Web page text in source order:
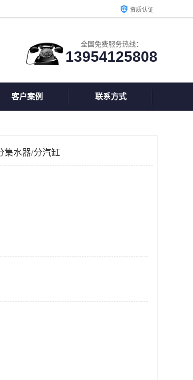
资质认证
全国免费服务热线：
13954125808
客户案例 联系方式
集水器/分汽缸